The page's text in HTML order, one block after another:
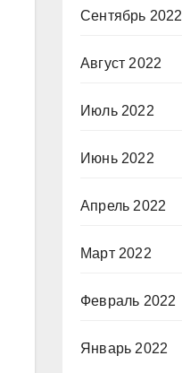
Сентябрь 2022
Август 2022
Июль 2022
Июнь 2022
Апрель 2022
Март 2022
Февраль 2022
Январь 2022